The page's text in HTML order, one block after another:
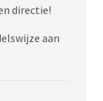
zeer
directie!
aan